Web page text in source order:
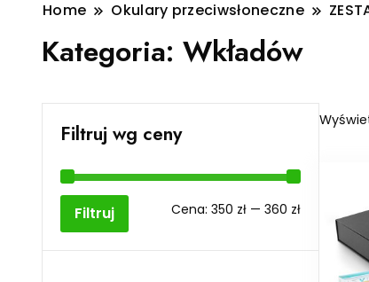
Home Okulary przeciwsłoneczne
Kategoria: Wkładów
Filtruj wg ceny
Cena
Cena
Filtruj Cena: 350 zł— 360 zł